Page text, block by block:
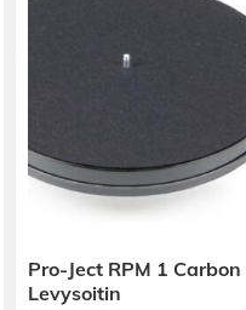
ja terveellisiä
teetetyissä
käytön jälkeen.
uusia
ei valmista
muotoilua,
kevyeksi
tai koulun
Pro-Ject RPM 1 Carbon
Levysoitin